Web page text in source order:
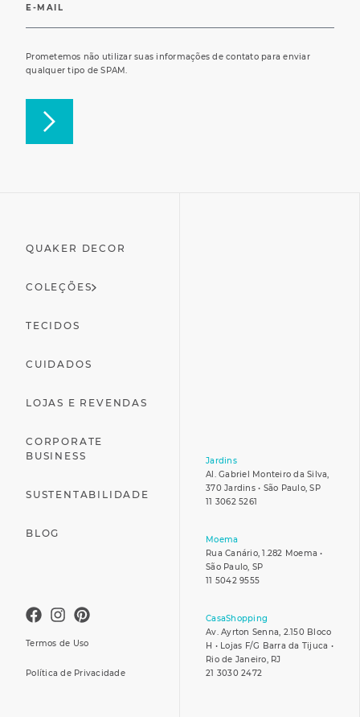
Prometemos não utilizar suas informações de contato para enviar
qualquer tipo de SPAM.
QUAKER DECOR
COLEÇÕES
TECIDOS
CUIDADOS
LOJAS E REVENDAS
CORPORATE
BUSINESS
SUSTENTABILIDADE
BLOG
Termos de Uso
Política de Privacidade
Jardins
Al. Gabriel Monteiro da Silva,
370 Jardins • São Paulo, SP
11 3062 5261
Moema
Rua Canário, 1.282 Moema •
São Paulo, SP
11 5042 9555
CasaShopping
Av. Ayrton Senna, 2.150 Bloco
H • Lojas F/G Barra da Tijuca •
Rio de Janeiro, RJ
21 3030 2472